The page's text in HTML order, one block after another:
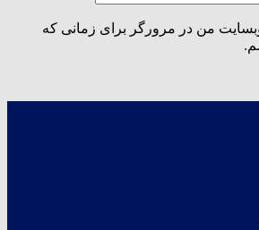
وبسایت من در مرورگر برای زمانی که